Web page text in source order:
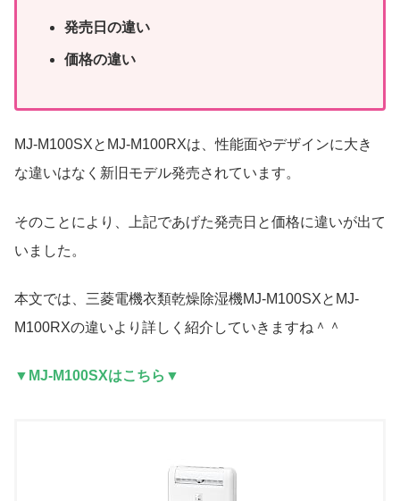
発売日の違い
価格の違い
MJ-M100SXとMJ-M100RXは、性能面やデザインに大き
な違いはなく新旧モデル発売されています。
そのことにより、上記であげた発売日と価格に違いが出て
いました。
本文では、三菱電機衣類乾燥除湿機MJ-M100SXとMJ-
M100RXの違いより詳しく紹介していきますね＾＾
▼MJ-M100SXはこちら▼